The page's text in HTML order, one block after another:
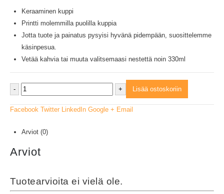
Keraaminen kuppi
Printti molemmilla puolilla kuppia
Jotta tuote ja painatus pysyisi hyvänä pidempään, suosittelemme
käsinpesua.
Vetää kahvia tai muuta valitsemaasi nestettä noin 330ml
- + Lisää ostoskoriin
Facebook Twitter LinkedIn Google + Email
Arviot (0)
Arviot
Tuotearvioita ei vielä ole.